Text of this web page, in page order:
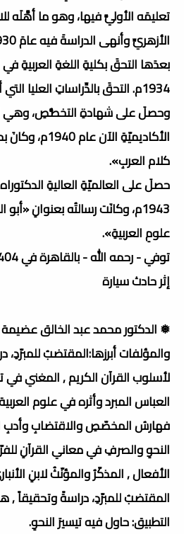
تعليمَه الأوليَّ فيها، وهو ما أهَّلَه
الأزهريِّ وأنهى الدراسةَ فيه عامَ 1930م.
بعدَها التحقَ بكليةِ اللغةِ العربيةِ
1934م. التحقَ بالدِّراساتِ العليا
وحصلَ على شهادةِ التخصُّصِ، وهي
الأكاديميّةِ
كلام العربِ».
حصلَ على العالميّةِ العاليةِ
1943م، وكانَت رسالتُه بعنوانِ
علومِ العربيةِ».
إثر حادث سيارة
❅ الدكتور محمد عبد الخالق
والمؤلفات أبرزها:المقتضبُ
لأسلوب القرآن الكريم , المغني في
العباس المبرد وأثره في علوم
فهارسُ المخصّصِ والاقتضابِ وأدبِ
النحوِ والصرفِ في معاني القرآنِ
الأفعال , المذكّرُ والمؤنّثُ لابنِ
المقتضبُ للمبرّدِ، دراسةً وتحقيقاً ,
التطبيق: حاول فيه تيسيرَ النحوِ.